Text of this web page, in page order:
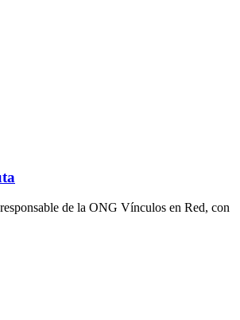
de la ONG Vínculos en Red, con